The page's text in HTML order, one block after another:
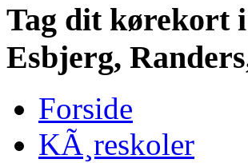
Tag dit kørekort
Esbjerg,
Forside
KÃ¸reskoler